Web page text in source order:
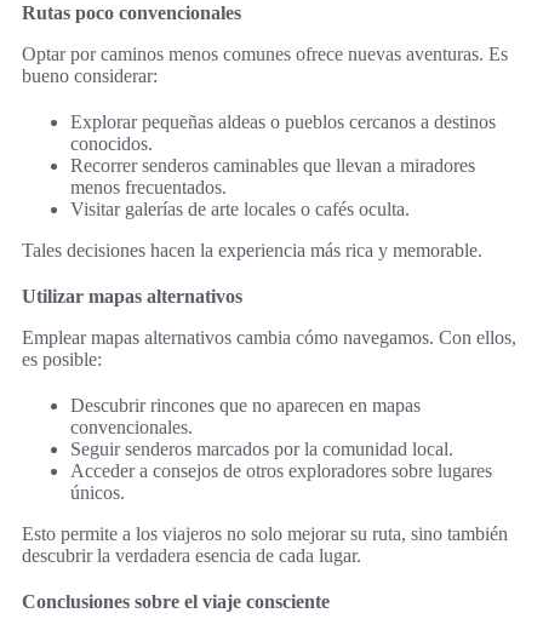
Rutas poco convencionales
Optar por caminos menos comunes ofrece nuevas aventuras. Es
bueno considerar:
Explorar pequeñas aldeas o pueblos cercanos a destinos
conocidos.
Recorrer senderos caminables que llevan a miradores
menos frecuentados.
Visitar galerías de arte locales o cafés oculta.
Tales decisiones hacen la experiencia más rica y memorable.
Utilizar mapas alternativos
Emplear mapas alternativos cambia cómo navegamos. Con ellos,
es posible:
Descubrir rincones que no aparecen en mapas
convencionales.
Seguir senderos marcados por la comunidad local.
Acceder a consejos de otros exploradores sobre lugares
únicos.
Esto permite a los viajeros no solo mejorar su ruta, sino también
descubrir la verdadera esencia de cada lugar.
Conclusiones sobre el viaje consciente